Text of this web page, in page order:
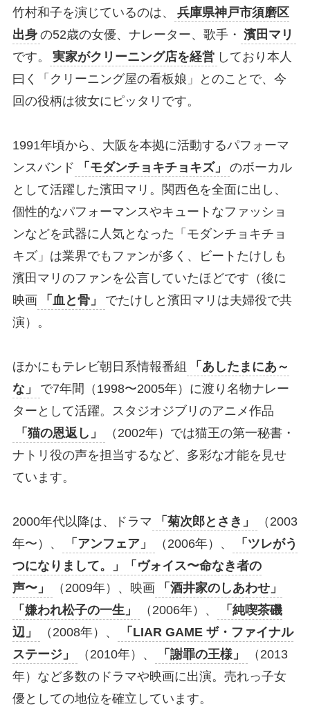
竹村和子を演じているのは、
兵庫県神戸市須磨区
出身 の52歳の女優、ナレーター、歌手・ 濱田マリ
です。
実家がクリーニング店を経営 しており本人
曰く「クリーニング屋の看板娘」とのことで、今
回の役柄は彼女にピッタリです。
1991年頃から、大阪を本拠に活動するパフォーマ
ンスバンド
「モダンチョキチョキズ」
のボーカル
として活躍した濱田マリ。関西色を全面に出し、
個性的なパフォーマンスやキュートなファッショ
ンなどを武器に人気となった「モダンチョキチョ
キズ」は業界でもファンが多く、ビートたけしも
濱田マリのファンを公言していたほどです（後に
映画
「血と骨」
でたけしと濱田マリは夫婦役で共
演）。
ほかにもテレビ朝日系情報番組
「あしたまにあ～
な」
で7年間（1998〜2005年）に渡り名物ナレー
ターとして活躍。スタジオジブリのアニメ作品
「猫の恩返し」
（2002年）では猫王の第一秘書・
ナトリ役の声を担当するなど、多彩な才能を見せ
ています。
2000年代以降は、ドラマ 「菊次郎とさき」
（2003
年〜）、
「アンフェア」 （2006年）、
「ツレがう
つになりまして。」「ヴォイス〜命なき者の
声〜」
（2009年）、映画
「酒井家のしあわせ」
「嫌われ松子の一生」
（2006年）、
「純喫茶磯
辺」
（2008年）、
「LIAR GAME ザ・ファイナル
ステージ」
（2010年）、 「謝罪の王様」
（2013
年）など多数のドラマや映画に出演。売れっ子女
優としての地位を確立しています。